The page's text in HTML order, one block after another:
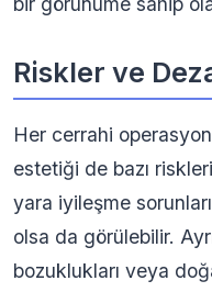
Riskler ve
Her cerrahi
estetiği de bazı
yara iyileşme
olsa da görülebilir.
bozuklukları veya